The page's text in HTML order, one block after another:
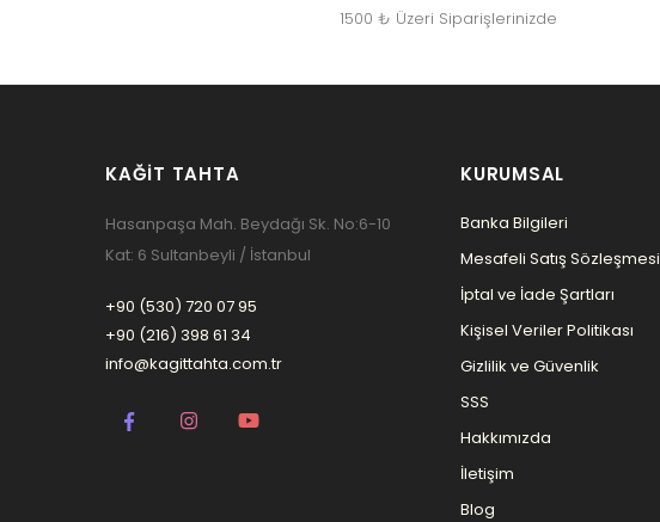
1500 ₺ Üzeri Siparişlerinizde
KAĞIT TAHTA
Hasanpaşa Mah. Beydağı Sk. No:6-10
Kat: 6 Sultanbeyli / İstanbul
+90 (530) 720 07 95
+90 (216) 398 61 34
info@kagittahta.com.tr
KURUMSAL
Banka Bilgileri
Mesafeli Satış Sözleşmesi
İptal ve İade Şartları
Kişisel Veriler Politikası
Gizlilik ve Güvenlik
SSS
Hakkımızda
İletişim
Blog